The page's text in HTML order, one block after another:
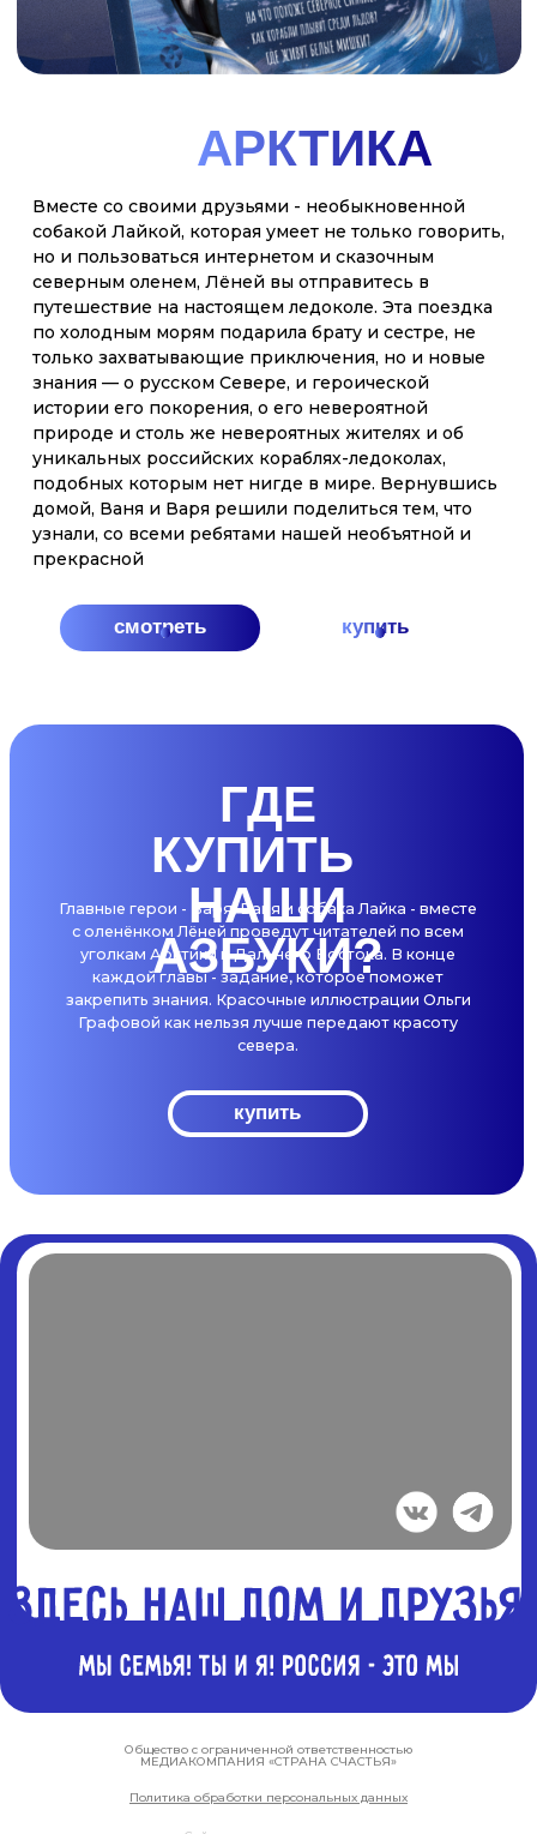
Политика обработки персональных данных
Общество с ограниченной ответственностью
МЕДИАКОМПАНИЯ «СТРАНА СЧАСТЬЯ»